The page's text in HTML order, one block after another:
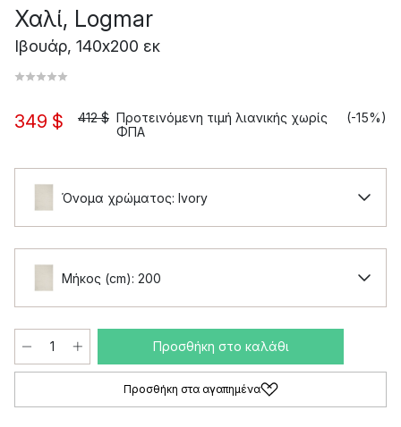
Χαλί, Logmar
Ιβουάρ, 140x200 εκ
349 $ 412 $ Προτεινόμενη τιμή λιανικής χωρίς
ΦΠΑ
(-15%)
Όνομα χρώματος: Ivory
Μήκος (cm): 200
Προσθήκη στο καλάθι
Προσθήκη στα αγαπημένα